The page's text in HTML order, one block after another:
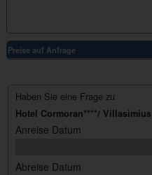
Preise auf Anfrage
Haben Sie eine Frage zu
Hotel Cormoran****/ Villasimius
Anreise Datum
Abreise Datum